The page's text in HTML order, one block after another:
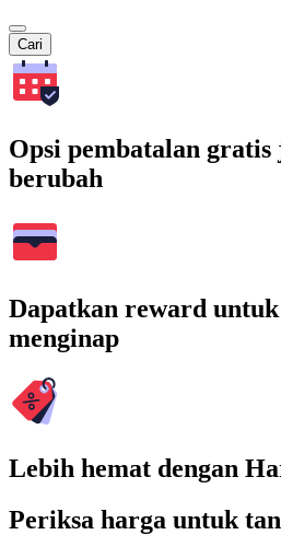
Cari
Opsi pembatalan
berubah
Dapatkan reward
menginap
Lebih hemat dengan
Periksa harga untuk